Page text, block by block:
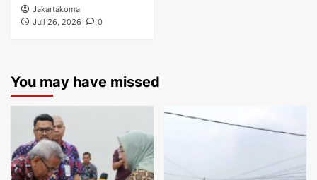
Jakartakoma
Juli 26, 2026
0
You may have missed